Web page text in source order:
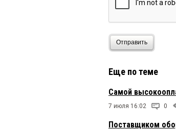
Отправить
Еще по теме
Самой
7 июля 16:02 0
Поставщиком